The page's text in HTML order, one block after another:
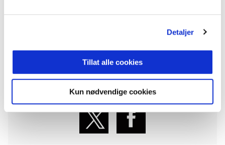
Detaljer
Tillat alle cookies
Kun nødvendige cookies
Publisert: 22.09.2023, oppdatert: 27.07.2026
Skrevet av: Jørgen Røgeberg
Kontakt: jorgen.rogeberg@godset.no